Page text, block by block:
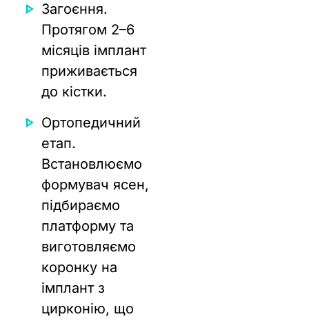
Загоєння.
Протягом 2–6
місяців імплант
приживається
до кістки.
Ортопедичний
етап.
Встановлюємо
формувач ясен,
підбираємо
платформу та
виготовляємо
коронку на
імплант з
цирконію, що